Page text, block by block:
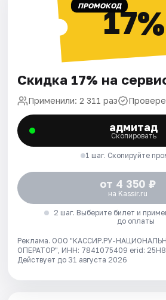
ПРОМОКОД17%
Скидка 17% на
Применили: 2 311 раз
адмитад
Скопировать
1 шаг. Скопируйте
от 4 350 ₽
на Kassir.ru
2 шаг. Выберите билет и
до оплаты
Реклама. ООО "КАССИР.РУ-
ОПЕРАТОР", ИНН: 7841075409 erid:
Действует до 31 августа 2026